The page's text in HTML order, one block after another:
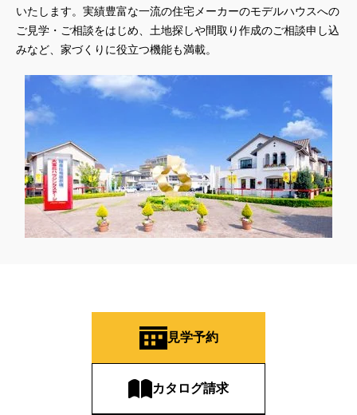
いたします。実績豊富な一流の住宅メーカーのモデルハウスへの
ご見学・ご相談をはじめ、土地探しや間取り作成のご相談申し込
みなど、家づくりに役立つ機能も満載。
見学予約
カタログ請求